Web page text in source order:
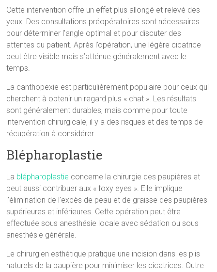
Cette intervention offre un effet plus allongé et relevé des
yeux. Des consultations préopératoires sont nécessaires
pour déterminer l’angle optimal et pour discuter des
attentes du patient. Après l’opération, une légère cicatrice
peut être visible mais s’atténue généralement avec le
temps.
La canthopexie est particulièrement populaire pour ceux qui
cherchent à obtenir un regard plus « chat ». Les résultats
sont généralement durables, mais comme pour toute
intervention chirurgicale, il y a des risques et des temps de
récupération à considérer.
Blépharoplastie
La blépharoplastie concerne la chirurgie des paupières et
peut aussi contribuer aux « foxy eyes ». Elle implique
l’élimination de l’excès de peau et de graisse des paupières
supérieures et inférieures. Cette opération peut être
effectuée sous anesthésie locale avec sédation ou sous
anesthésie générale.
Le chirurgien esthétique pratique une incision dans les plis
naturels de la paupière pour minimiser les cicatrices. Outre